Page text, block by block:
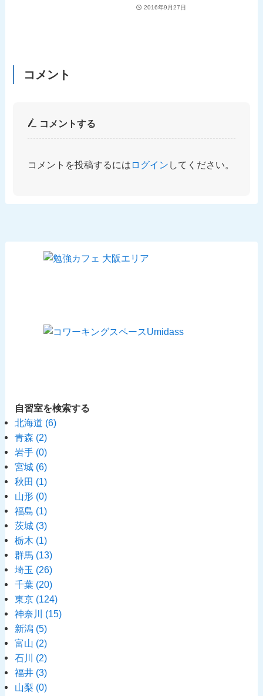
2016年9月27日
コメント
コメントする
コメントを投稿するには ログイン してください。
自習室を検索する
北海道 (6)
青森 (2)
岩手 (0)
宮城 (6)
秋田 (1)
山形 (0)
福島 (1)
茨城 (3)
栃木 (1)
群馬 (13)
埼玉 (26)
千葉 (20)
東京 (124)
神奈川 (15)
新潟 (5)
富山 (2)
石川 (2)
福井 (3)
山梨 (0)